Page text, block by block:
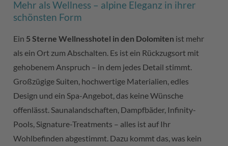
Mehr als Wellness – alpine Eleganz in ihrer
schönsten Form
Ein 5 Sterne Wellnesshotel in den Dolomiten ist mehr
als ein Ort zum Abschalten. Es ist ein Rückzugsort mit
gehobenem Anspruch – in dem jedes Detail stimmt.
Großzügige Suiten, hochwertige Materialien, edles
Design und ein Spa-Angebot, das keine Wünsche
offenlässt. Saunalandschaften, Dampfbäder, Infinity-
Pools, Signature-Treatments – alles ist auf Ihr
Wohlbefinden abgestimmt. Dazu kommt das, was kein